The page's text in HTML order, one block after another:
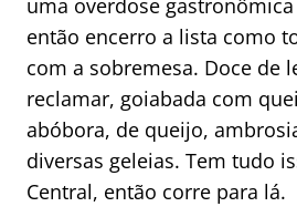
uma overdose
então encerro a lista como
com a sobremesa. Doce de
reclamar, goiabada com
abóbora, de queijo,
diversas geleias. Tem tudo
Central, então corre para lá.